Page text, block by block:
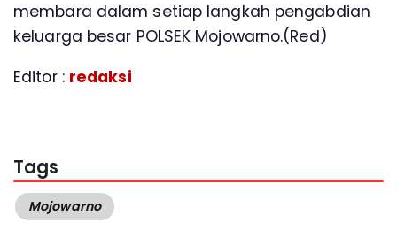
membara dalam setiap langkah pengabdian
keluarga besar POLSEK Mojowarno.(Red)
Editor : redaksi
Tags
Mojowarno